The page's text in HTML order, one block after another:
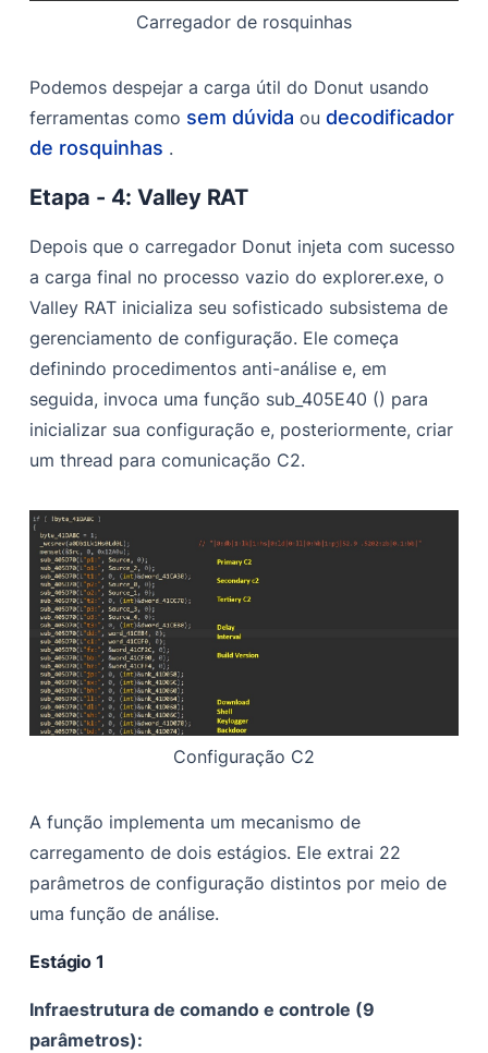
Carregador de rosquinhas
Podemos despejar a carga útil do Donut usando
ferramentas como sem dúvida oudecodificador
de rosquinhas .
Etapa - 4: Valley RAT
Depois que o carregador Donut injeta com sucesso
a carga final no processo vazio do explorer.exe, o
Valley RAT inicializa seu sofisticado subsistema de
gerenciamento de configuração. Ele começa
definindo procedimentos anti-análise e, em
seguida, invoca uma função sub_405E40 () para
inicializar sua configuração e, posteriormente, criar
um thread para comunicação C2.
Configuração C2
A função implementa um mecanismo de
carregamento de dois estágios. Ele extrai 22
parâmetros de configuração distintos por meio de
uma função de análise.
Estágio 1
Infraestrutura de comando e controle (9
parâmetros):